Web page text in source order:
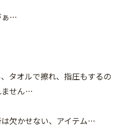
ぁ…
タオルで擦れ、指圧もするの
ません…
欠かせない、アイテム…